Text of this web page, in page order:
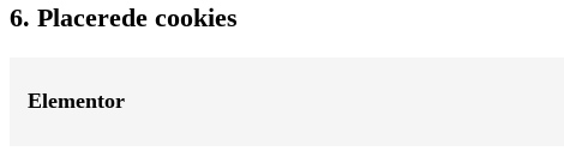
6. Placerede cookies
Elementor